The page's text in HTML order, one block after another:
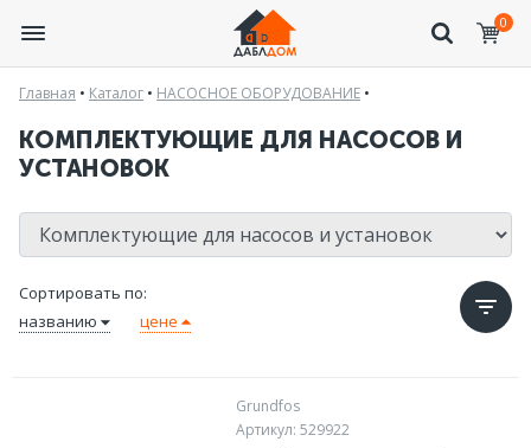
0
Главная • Каталог • НАСОСНОЕ ОБОРУДОВАНИЕ •
КОМПЛЕКТУЮЩИЕ ДЛЯ НАСОСОВ И
УСТАНОВОК
Сортировать по:
названию
цене
Grundfos
Артикул:529922